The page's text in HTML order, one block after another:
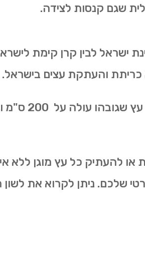
שגם קנסות לצידה.
ישראל לבין קרן קימת
בתיקון 89 לחוק
להעתיק כל עץ מוגן ללא
שלכם. ניתן לקרוא את